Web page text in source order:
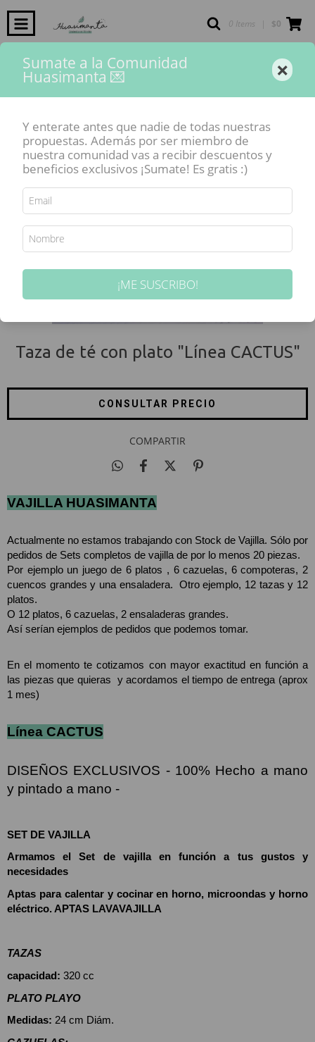
0 Items | $0
Inicio - Vajilla Huasimanta -
Taza de té con plato "Línea
CACTUS"
SIN STOCK
Taza de té con plato "Línea CACTUS"
COMPARTIR
VAJILLA HUASIMANTA
Actualmente no estamos trabajando con Stock de Vajilla. Sólo por
pedidos de Sets completos de vajilla de por lo menos 20 piezas.
Por ejemplo un juego de 6 platos , 6 cazuelas, 6 compoteras, 2
cuencos grandes y una ensaladera.  Otro ejemplo, 12 tazas y 12
platos.
O 12 platos, 6 cazuelas, 2 ensaladeras grandes.
Así serían ejemplos de pedidos que podemos tomar.
En el momento te cotizamos con mayor exactitud en función a
las piezas que quieras  y acordamos el tiempo de entrega (aprox
1 mes)
Línea CACTUS
DISEÑOS EXCLUSIVOS - 100% Hecho a mano
y pintado a mano -
SET DE VAJILLA
Armamos el Set de vajilla en función a tus gustos y
necesidades
Aptas para calentar y cocinar en horno, microondas y horno
eléctrico. APTAS LAVAVAJILLA
TAZAS
capacidad: 320 cc
PLATO PLAYO
Medidas: 24 cm Diám.
Sumate a la Comunidad
Huasimanta 💌 ×
Y enterate antes que nadie de todas nuestras
propuestas. Además por ser miembro de
nuestra comunidad vas a recibir descuentos y
beneficios exclusivos ¡Sumate! Es gratis :)
¡ME SUSCRIBO!